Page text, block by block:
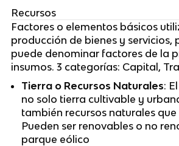
Recursos
Factores o elementos básicos
producción de bienes y servicios,
puede denominar factores de la
insumos. 3 categorías: Capital,
Tierra o Recursos Naturales:
no solo tierra cultivable y
también recursos naturales que
Pueden ser renovables o no
parque eólico